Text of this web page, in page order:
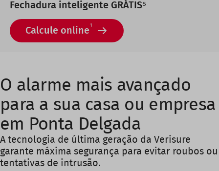
Fechadura inteligente GRÁTIS⁵
Calcule online1
O alarme mais avançado
para a sua casa ou empresa
em Ponta Delgada
A tecnologia de última geração da Verisure
garante máxima segurança para evitar roubos ou
tentativas de intrusão.